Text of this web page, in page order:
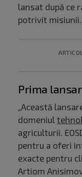
lansat după ce
potrivit misiunii.
Prima
„Această
domeniul
agriculturii.
pentru a oferi
exacte pentru
Artiom Anisimov,